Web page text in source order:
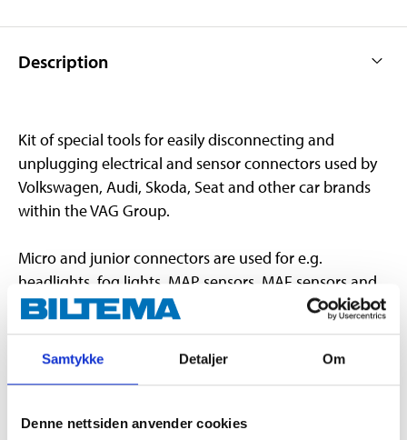
Samtykke Detaljer Om
Denne nettsiden anvender cookies
Description
Kit of special tools for easily disconnecting and
unplugging electrical and sensor connectors used by
Volkswagen, Audi, Skoda, Seat and other car brands
within the VAG Group.
Micro and junior connectors are used for e.g.
headlights, fog lights, MAP sensors, MAF sensors and
ignition coils.
Contents: